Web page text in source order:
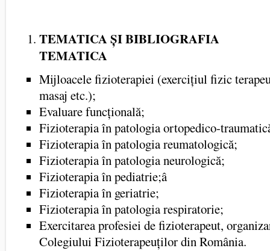
TEMATICA ȘI BIBLIOGRAFIA
TEMATICA
Mijloacele fizioterapiei (exercițiul fizic
masaj etc.);
Evaluare funcțională;
Fizioterapia în patologia ortopedico-
Fizioterapia în patologia reumatologică;
Fizioterapia în patologia neurologică;
Fizioterapia în pediatrie;â
Fizioterapia în geriatrie;
Fizioterapia în patologia respiratorie;
Exercitarea profesiei de fizioterapeut,
Colegiului Fizioterapeuților din România.